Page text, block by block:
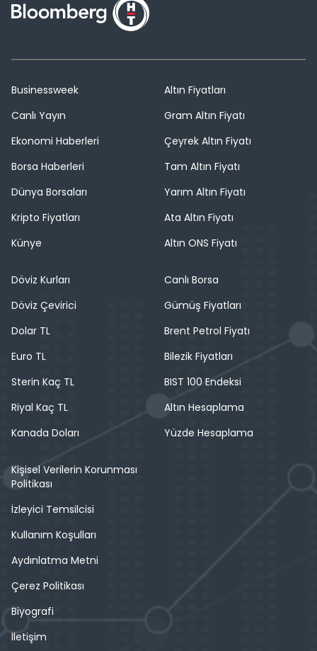
Businessweek
Canlı Yayın
Ekonomi Haberleri
Borsa Haberleri
Dünya Borsaları
Kripto Fiyatları
Künye
Altın Fiyatları
Gram Altın Fiyatı
Çeyrek Altın Fiyatı
Tam Altın Fiyatı
Yarım Altın Fiyatı
Ata Altın Fiyatı
Altın ONS Fiyatı
Döviz Kurları
Döviz Çevirici
Dolar TL
Euro TL
Sterin Kaç TL
Riyal Kaç TL
Kanada Doları
Canlı Borsa
Gümüş Fiyatları
Brent Petrol Fiyatı
Bilezik Fiyatları
BIST 100 Endeksi
Altın Hesaplama
Yüzde Hesaplama
Kişisel Verilerin Korunması
Politikası
İzleyici Temsilcisi
Kullanım Koşulları
Aydınlatma Metni
Çerez Politikası
Biyografi
İletişim